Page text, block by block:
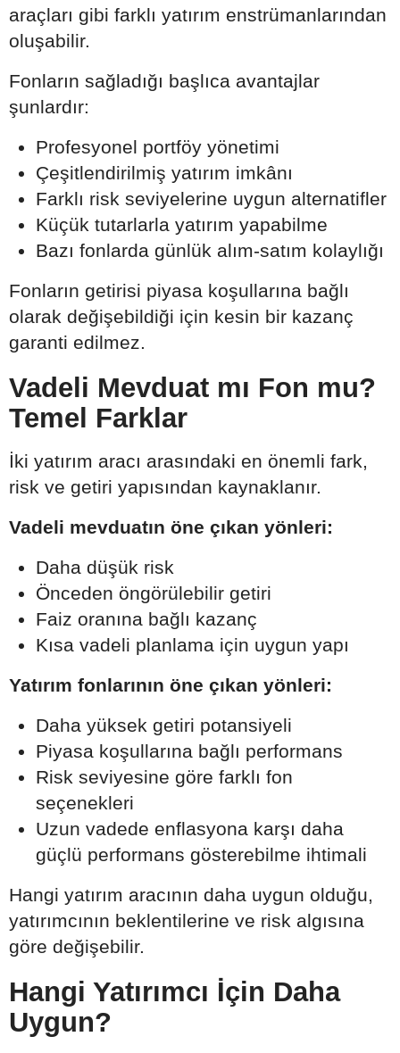
araçları gibi farklı yatırım enstrümanlarından
oluşabilir.
Fonların sağladığı başlıca avantajlar
şunlardır:
Profesyonel portföy yönetimi
Çeşitlendirilmiş yatırım imkânı
Farklı risk seviyelerine uygun alternatifler
Küçük tutarlarla yatırım yapabilme
Bazı fonlarda günlük alım-satım kolaylığı
Fonların getirisi piyasa koşullarına bağlı
olarak değişebildiği için kesin bir kazanç
garanti edilmez.
Vadeli Mevduat mı Fon mu?
Temel Farklar
İki yatırım aracı arasındaki en önemli fark,
risk ve getiri yapısından kaynaklanır.
Vadeli mevduatın öne çıkan yönleri:
Daha düşük risk
Önceden öngörülebilir getiri
Faiz oranına bağlı kazanç
Kısa vadeli planlama için uygun yapı
Yatırım fonlarının öne çıkan yönleri:
Daha yüksek getiri potansiyeli
Piyasa koşullarına bağlı performans
Risk seviyesine göre farklı fon
seçenekleri
Uzun vadede enflasyona karşı daha
güçlü performans gösterebilme ihtimali
Hangi yatırım aracının daha uygun olduğu,
yatırımcının beklentilerine ve risk algısına
göre değişebilir.
Hangi Yatırımcı İçin Daha
Uygun?